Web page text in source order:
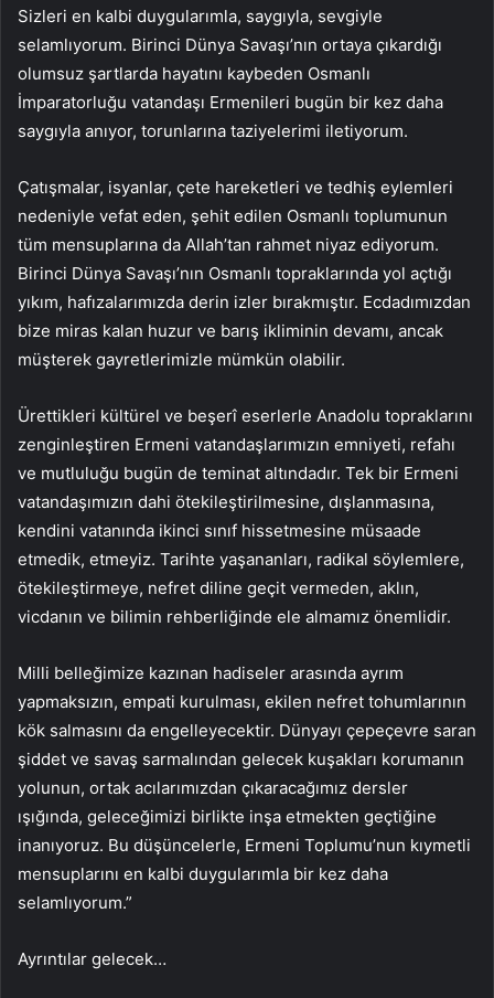
Sizleri en kalbi duygularımla, saygıyla, sevgiyle
selamlıyorum. Birinci Dünya Savaşı’nın ortaya çıkardığı
olumsuz şartlarda hayatını kaybeden Osmanlı
İmparatorluğu vatandaşı Ermenileri bugün bir kez daha
saygıyla anıyor, torunlarına taziyelerimi iletiyorum.
Çatışmalar, isyanlar, çete hareketleri ve tedhiş eylemleri
nedeniyle vefat eden, şehit edilen Osmanlı toplumunun
tüm mensuplarına da Allah’tan rahmet niyaz ediyorum.
Birinci Dünya Savaşı’nın Osmanlı topraklarında yol açtığı
yıkım, hafızalarımızda derin izler bırakmıştır. Ecdadımızdan
bize miras kalan huzur ve barış ikliminin devamı, ancak
müşterek gayretlerimizle mümkün olabilir.
Ürettikleri kültürel ve beşerî eserlerle Anadolu topraklarını
zenginleştiren Ermeni vatandaşlarımızın emniyeti, refahı
ve mutluluğu bugün de teminat altındadır. Tek bir Ermeni
vatandaşımızın dahi ötekileştirilmesine, dışlanmasına,
kendini vatanında ikinci sınıf hissetmesine müsaade
etmedik, etmeyiz. Tarihte yaşananları, radikal söylemlere,
ötekileştirmeye, nefret diline geçit vermeden, aklın,
vicdanın ve bilimin rehberliğinde ele almamız önemlidir.
Milli belleğimize kazınan hadiseler arasında ayrım
yapmaksızın, empati kurulması, ekilen nefret tohumlarının
kök salmasını da engelleyecektir. Dünyayı çepeçevre saran
şiddet ve savaş sarmalından gelecek kuşakları korumanın
yolunun, ortak acılarımızdan çıkaracağımız dersler
ışığında, geleceğimizi birlikte inşa etmekten geçtiğine
inanıyoruz. Bu düşüncelerle, Ermeni Toplumu’nun kıymetli
mensuplarını en kalbi duygularımla bir kez daha
selamlıyorum.”
Ayrıntılar gelecek…